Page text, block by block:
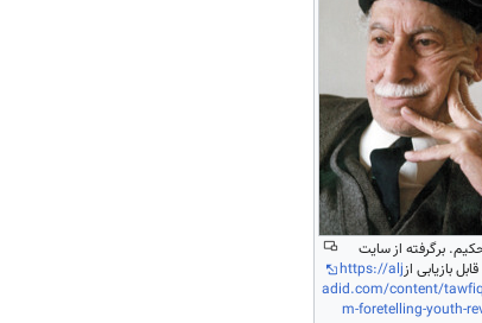
برگرفته از سایت
https://alj
adid.com/content/
m-foretelling-youth-